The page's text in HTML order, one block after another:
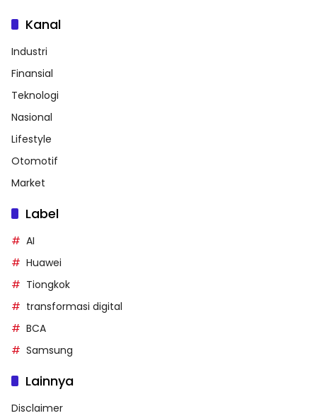
Kanal
Industri
Finansial
Teknologi
Nasional
Lifestyle
Otomotif
Market
Label
AI
Huawei
Tiongkok
transformasi digital
BCA
Samsung
Lainnya
Disclaimer